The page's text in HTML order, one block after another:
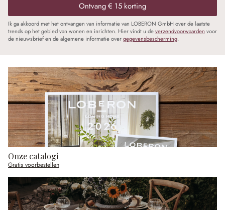
Ontvang € 15 korting
Ik ga akkoord met het ontvangen van informatie van LOBERON GmbH over de laatste
trends op het gebied van wonen en inrichten. Hier vindt u deverzendvoorwaarden voor
de nieuwsbrief en de algemene informatie overgegevensbescherming.
Onze catalogi
Gratis voorbestellen